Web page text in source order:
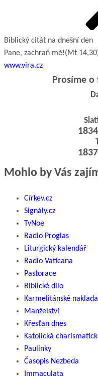
Biblický citát na dnešní den
Pane, zachraň mě!(Mt
www.vira.cz
Prosíme
Mohlo by Vás
Církev.cz
Signály.cz
TvNoe
Radio Proglas
Liturgický kalendář
Radio Vaticana
Pastorace
Biblické dílo
Karmelitánské
Manželství
Křesťan dnes
Katolická
Paulínky
Časopis Nezbeda
Immaculata